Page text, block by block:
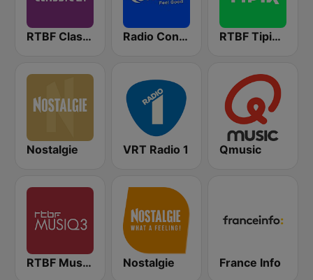
RTBF Classic 21 Radio Contact RTBF Tipik FM
Nostalgie VRT Radio 1 Qmusic
RTBF Musiq 3 Nostalgie France Info